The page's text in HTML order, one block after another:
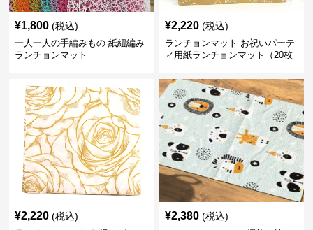
¥1,800 (税込)
一人一人の手編みもの 紙紐編み
ランチョンマット
¥2,220 (税込)
ランチョンマット お祝いパーテ
ィ用紙ランチョンマット（20枚
¥2,220 (税込) ¥2,380 (税込)